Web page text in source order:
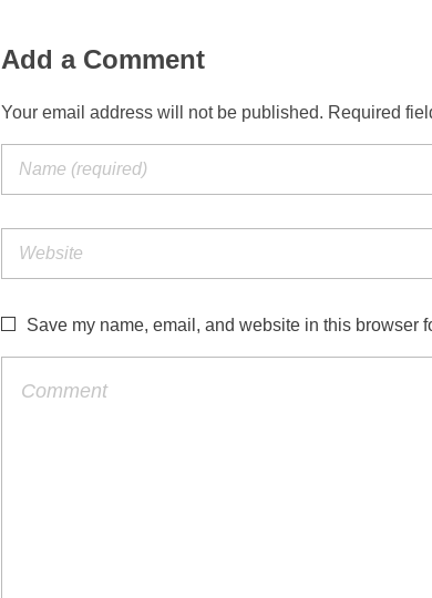
Add a Comment
Your email address will not be published. Required
Save my name, email, and website in this browser